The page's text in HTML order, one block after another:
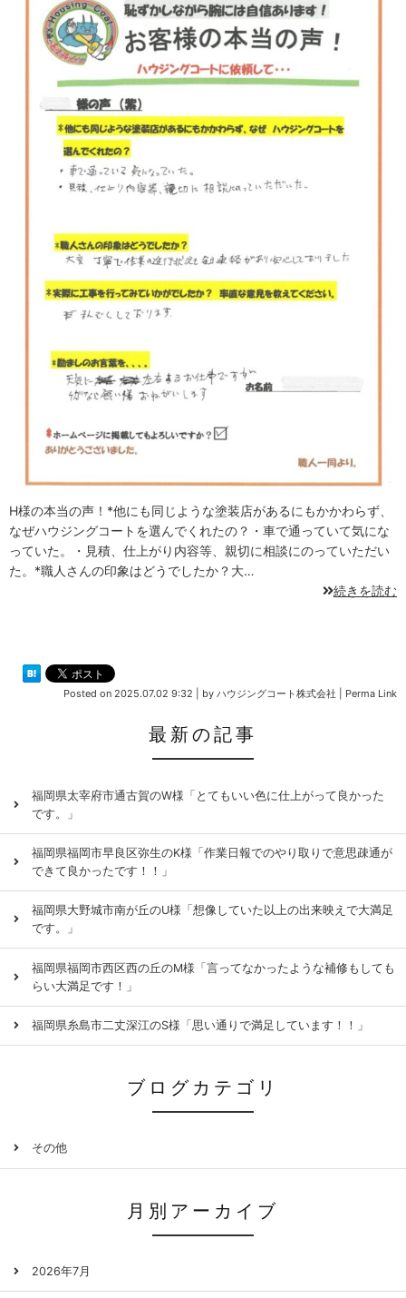
H様の本当の声！*他にも同じような塗装店があるにもかかわらず、
なぜハウジングコートを選んでくれたの？・車で通っていて気にな
っていた。・見積、仕上がり内容等、親切に相談にのっていただい
た。*職人さんの印象はどうでしたか？大…
続きを読む
Posted on 2025.07.02 9:32 by ハウジングコート株式会社 Perma Link
最新の記事
福岡県太宰府市通古賀のW様「とてもいい色に仕上がって良かった
です。」
福岡県福岡市早良区弥生のK様「作業日報でのやり取りで意思疎通が
できて良かったです！！」
福岡県大野城市南が丘のU様「想像していた以上の出来映えで大満足
です。」
福岡県福岡市西区西の丘のM様「言ってなかったような補修もしても
らい大満足です！」
福岡県糸島市二丈深江のS様「思い通りで満足しています！！」
ブログカテゴリ
その他
月別アーカイブ
2026年7月